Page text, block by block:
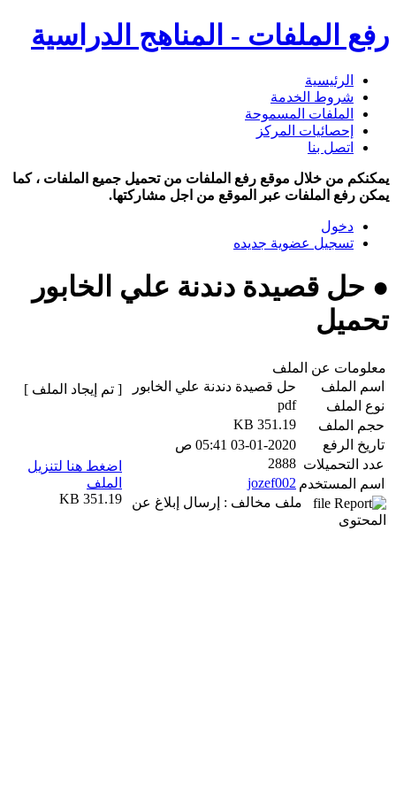
رفع الملفات - المناهج الدراسية
الرئيسية
شروط الخدمة
الملفات المسموحة
إحصائيات المركز
اتصل بنا
يمكنكم من خلال موقع رفع الملفات من تحميل جميع الملفات ، كما
يمكن رفع الملفات عبر الموقع من اجل مشاركتها.
دخول
تسجيل عضوية جديده
● حل قصيدة دندنة علي الخابور
تحميل
معلومات عن الملف
اسم الملف
حل قصيدة دندنة علي الخابور
نوع الملف
pdf
حجم الملف
351.19 KB
تاريخ الرفع
03-01-2020 05:41 ص
عدد التحميلات 2888
اسم المستخدم jozef002
ملف مخالف : إرسال إبلاغ عن
المحتوى
[ تم إيجاد الملف ]
اضغط هنا لتنزيل
الملف
351.19 KB